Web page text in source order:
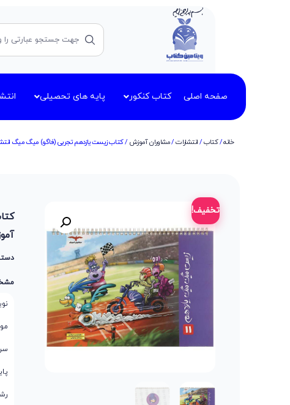
صفحه اصلی کتاب کنکور پایه های تحصیلی
خانه/کتاب/انتشارات/مشاوران آموزش / کتاب زیست یازدهم تجربی (فاگو) میگ میگ
تخفیف!